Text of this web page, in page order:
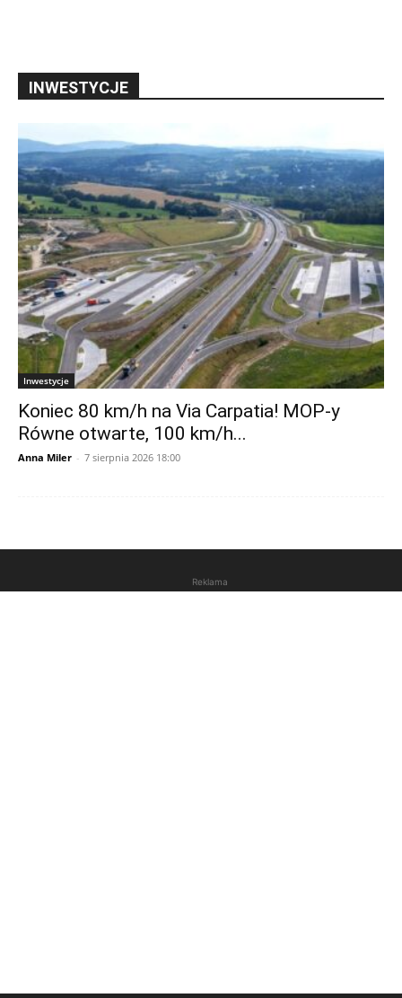
INWESTYCJE
Inwestycje
Koniec 80 km/h na Via Carpatia! MOP-y
Równe otwarte, 100 km/h...
Anna Miler - 7 sierpnia 2026 18:00
Reklama